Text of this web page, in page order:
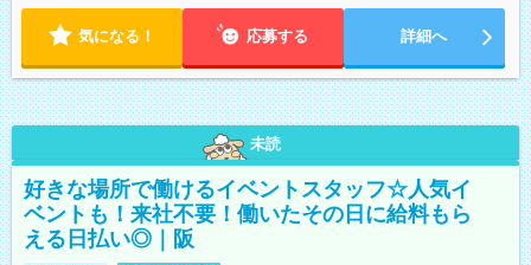
気になる！ 応募する 詳細へ
未読
好きな場所で働けるイベントスタッフ☆人気イ
ベントも！来社不要！働いたその日に給料もら
える日払い◎｜阪